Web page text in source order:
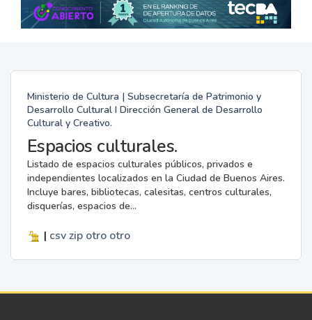
Ministerio de Cultura | Subsecretaría de Patrimonio y
Desarrollo Cultural I Dirección General de Desarrollo
Cultural y Creativo.
Espacios culturales.
Listado de espacios culturales públicos, privados e
independientes localizados en la Ciudad de Buenos Aires.
Incluye bares, bibliotecas, calesitas, centros culturales,
disquerías, espacios de...
| csv zip otro otro